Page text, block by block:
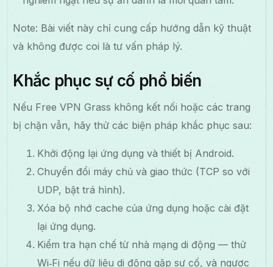
Note: Bài viết này chỉ cung cấp hướng dẫn kỹ thuật
và không được coi là tư vấn pháp lý.
Khắc phục sự cố phổ biến
Nếu Free VPN Grass không kết nối hoặc các trang
bị chặn vẫn, hãy thử các biện pháp khắc phục sau:
Khởi động lại ứng dụng và thiết bị Android.
Chuyển đổi máy chủ và giao thức (TCP so với
UDP, bật trá hình).
Xóa bộ nhớ cache của ứng dụng hoặc cài đặt
lại ứng dụng.
Kiểm tra hạn chế từ nhà mạng di động — thử
Wi‑Fi nếu dữ liệu di động gặp sự cố, và ngược